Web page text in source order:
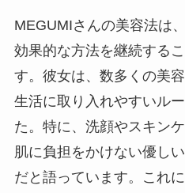
MEGUMIさんの美容法は
効果的な方法を継続する
す。彼女は、数多くの美
生活に取り入れやすいル
た。特に、洗顔やスキン
肌に負担をかけない優し
だと語っています。これ